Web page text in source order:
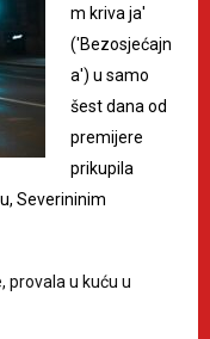
m kriva ja'
('Bezosjećajn
a') u samo
šest dana od
premijere
prikupila
Severininim
provala u kuću u